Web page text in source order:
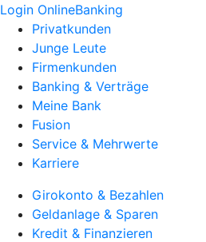
Login OnlineBanking
Privatkunden
Junge Leute
Firmenkunden
Banking & Verträge
Meine Bank
Fusion
Service & Mehrwerte
Karriere
Girokonto & Bezahlen
Geldanlage & Sparen
Kredit & Finanzieren